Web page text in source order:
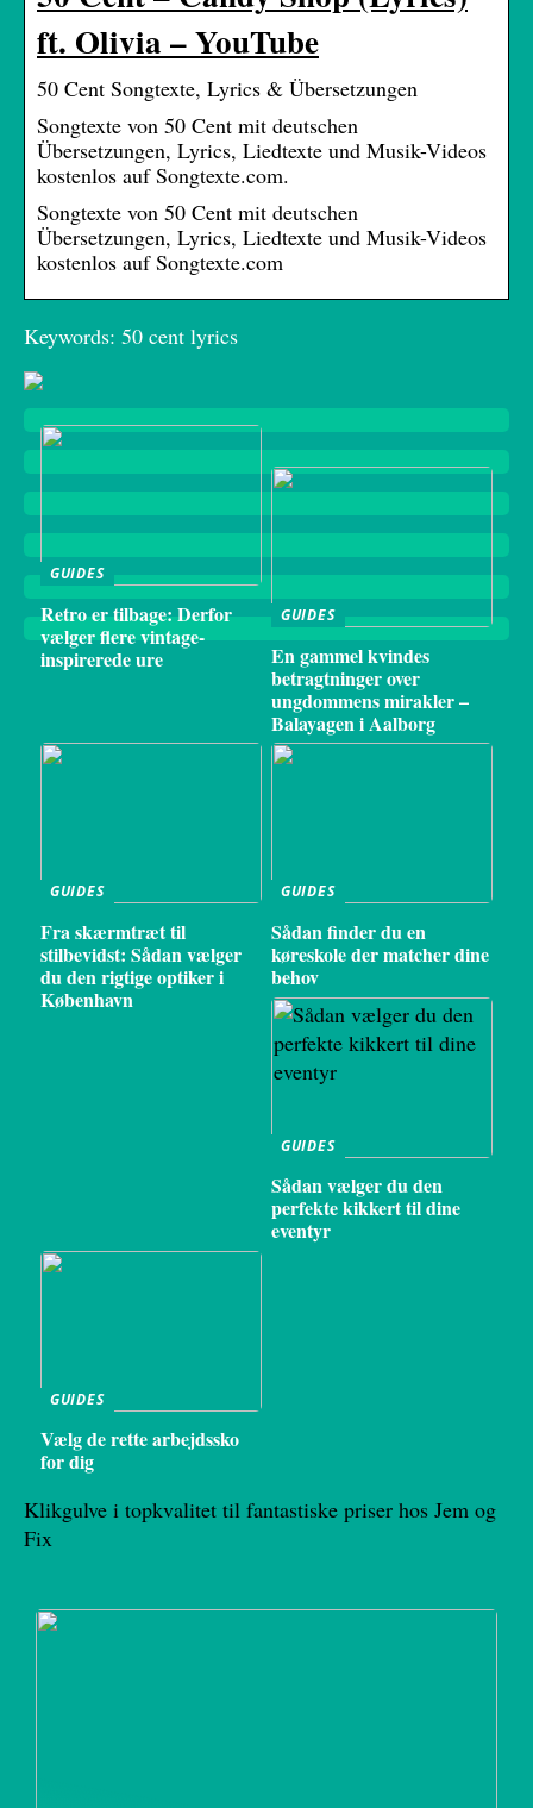
ft. Olivia – YouTube
50 Cent Songtexte, Lyrics & Übersetzungen
Songtexte von 50 Cent mit deutschen
Übersetzungen, Lyrics, Liedtexte und Musik-Videos
kostenlos auf Songtexte.com.
Songtexte von 50 Cent mit deutschen
Übersetzungen, Lyrics, Liedtexte und Musik-Videos
kostenlos auf Songtexte.com
Keywords: 50 cent lyrics
GUIDES
Retro er tilbage: Derfor
vælger flere vintage-
inspirerede ure
GUIDES
En gammel kvindes
betragtninger over
ungdommens mirakler –
Balayagen i Aalborg
GUIDES
Fra skærmtræt til
stilbevidst: Sådan vælger
du den rigtige optiker i
København
GUIDES
Sådan finder du en
køreskole der matcher dine
behov
GUIDES
Sådan vælger du den
perfekte kikkert til dine
eventyr
GUIDES
Vælg de rette arbejdssko
for dig
Klikgulve i topkvalitet til fantastiske priser hos Jem og
Fix